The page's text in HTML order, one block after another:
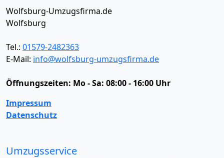
Wolfsburg-Umzugsfirma.de
Wolfsburg
Tel.: 01579-2482363
E-Mail: info@wolfsburg-umzugsfirma.de
Öffnungszeiten: Mo - Sa: 08:00 - 16:00 Uhr
Impressum
Datenschutz
Umzugsservice